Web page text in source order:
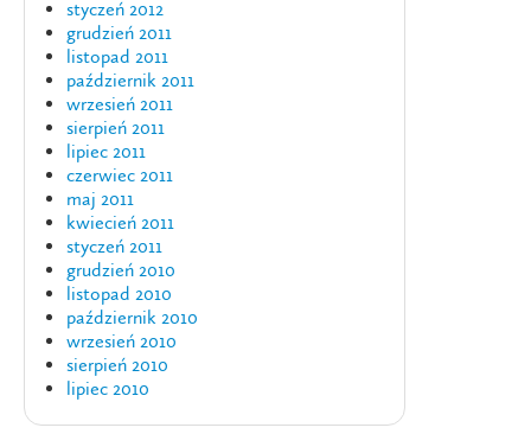
styczeń 2012
grudzień 2011
listopad 2011
październik 2011
wrzesień 2011
sierpień 2011
lipiec 2011
czerwiec 2011
maj 2011
kwiecień 2011
styczeń 2011
grudzień 2010
listopad 2010
październik 2010
wrzesień 2010
sierpień 2010
lipiec 2010